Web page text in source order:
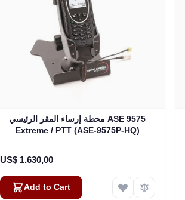
محطة إرساء المقر الرئيسي ASE 9575
Extreme / PTT (ASE-9575P-HQ)
US$ 1.630,00
Add to Cart